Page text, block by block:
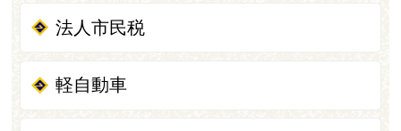
法人市民税
軽自動車